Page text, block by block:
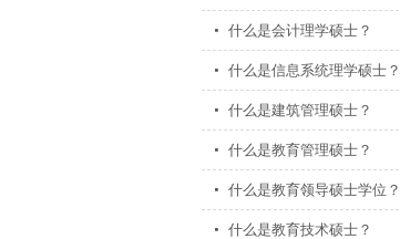
什么是会计理学硕士？
什么是信息系统理学硕士？
什么是建筑管理硕士？
什么是教育管理硕士？
什么是教育领导硕士学位？
什么是教育技术硕士？